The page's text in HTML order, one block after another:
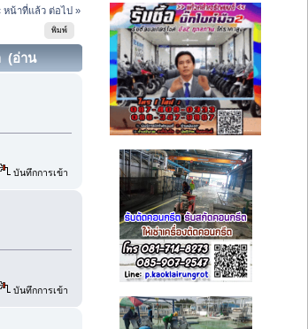
หน้าที่แล้ว ต่อไป »
พิมพ์
(อ่าน
บันทึกการเข้า
บันทึกการเข้า